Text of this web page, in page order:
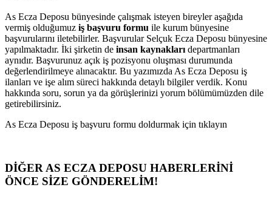
As Ecza Deposu bünyesinde çalışmak isteyen bireyler aşağıda
vermiş olduğumuz iş başvuru formu ile kurum bünyesine
başvurularını iletebilirler. Başvurular Selçuk Ecza Deposu bünyesine
yapılmaktadır. İki şirketin de insan kaynakları departmanları
aynıdır. Başvurunuz açık iş pozisyonu oluşması durumunda
değerlendirilmeye alınacaktır. Bu yazımızda As Ecza Deposu iş
ilanları ve işe alım süreci hakkında detaylı bilgiler verdik. Konu
hakkında soru, sorun ya da görüşlerinizi yorum bölümümüzden dile
getirebilirsiniz.
As Ecza Deposu iş başvuru formu doldurmak için tıklayın
DİĞER AS ECZA DEPOSU HABERLERİNİ
ÖNCE SİZE GÖNDERELİM!